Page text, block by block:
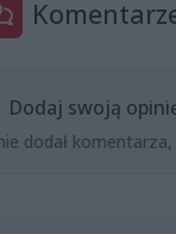
Dodaj swoją
dodał